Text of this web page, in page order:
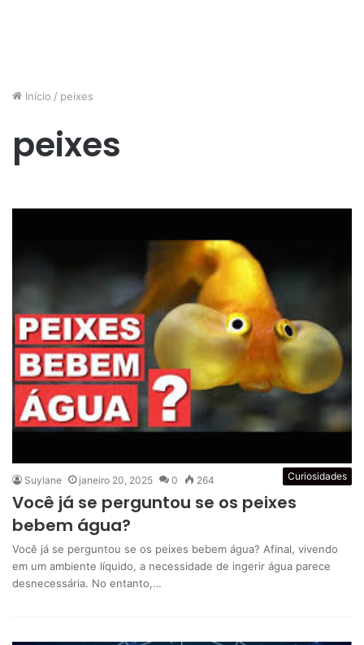
Início / peixes
peixes
Curiosidades
Suylane janeiro 20, 2025 0 264
Você já se perguntou se os peixes
bebem água?
Você já se perguntou se os peixes bebem água? Afinal, vivendo
em um ambiente líquido, a necessidade de ingerir água parece
desnecessária. No entanto,…